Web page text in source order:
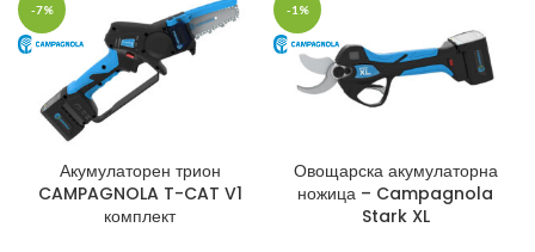
-7%
Акумулаторен трион
CAMPAGNOLA T-CAT V1
комплект
-1%
Овощарска акумулаторна
ножица – Campagnola
Stark XL